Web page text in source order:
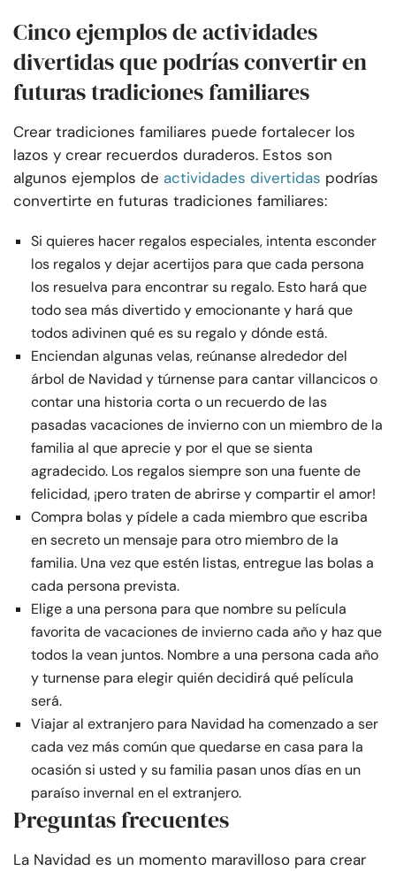
Cinco ejemplos de actividades
divertidas que podrías convertir en
futuras tradiciones familiares
Crear tradiciones familiares puede fortalecer los
lazos y crear recuerdos duraderos. Estos son
algunos ejemplos de actividades divertidas podrías
convertirte en futuras tradiciones familiares:
Si quieres hacer regalos especiales, intenta esconder
los regalos y dejar acertijos para que cada persona
los resuelva para encontrar su regalo. Esto hará que
todo sea más divertido y emocionante y hará que
todos adivinen qué es su regalo y dónde está.
Enciendan algunas velas, reúnanse alrededor del
árbol de Navidad y túrnense para cantar villancicos o
contar una historia corta o un recuerdo de las
pasadas vacaciones de invierno con un miembro de la
familia al que aprecie y por el que se sienta
agradecido. Los regalos siempre son una fuente de
felicidad, ¡pero traten de abrirse y compartir el amor!
Compra bolas y pídele a cada miembro que escriba
en secreto un mensaje para otro miembro de la
familia. Una vez que estén listas, entregue las bolas a
cada persona prevista.
Elige a una persona para que nombre su película
favorita de vacaciones de invierno cada año y haz que
todos la vean juntos. Nombre a una persona cada año
y turnense para elegir quién decidirá qué película
será.
Viajar al extranjero para Navidad ha comenzado a ser
cada vez más común que quedarse en casa para la
ocasión si usted y su familia pasan unos días en un
paraíso invernal en el extranjero.
Preguntas frecuentes
La Navidad es un momento maravilloso para crear